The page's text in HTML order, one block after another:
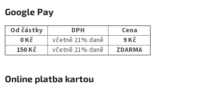
Google Pay
Od částky DPH
Cena
0 Kč
včetně 21% daně
9 Kč
150 Kč
včetně 21% daně ZDARMA
Online platba kartou